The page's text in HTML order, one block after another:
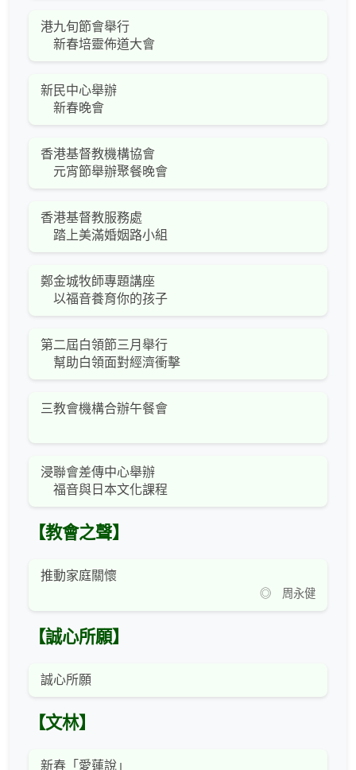
港九旬節會舉行
新春培靈佈道大會
新民中心舉辦
新春晚會
香港基督教機構協會
元宵節舉辦聚餐晚會
香港基督教服務處
踏上美滿婚姻路小組
鄭金城牧師專題講座
以福音養育你的孩子
第二屆白領節三月舉行
幫助白領面對經濟衝擊
三教會機構合辦午餐會
浸聯會差傳中心舉辦
福音與日本文化課程
【教會之聲】
推動家庭關懷
◎ 周永健
【誠心所願】
誠心所願
【文林】
新春「愛蓮說」